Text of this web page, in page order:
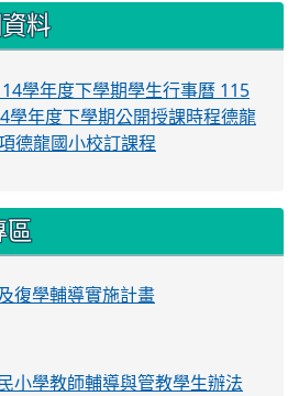
料
學年度下學期學生行事曆 115
學年度下學期公開授課時程德龍
德龍國小校訂課程
區
復學輔導實施計畫
小學教師輔導與管教學生辦法